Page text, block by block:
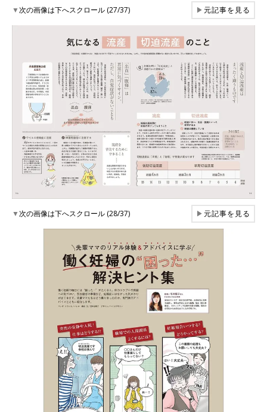
▼次の画像は下へスクロール (27/37) ▶元記事を見る
▼次の画像は下へスクロール (28/37) ▶元記事を見る